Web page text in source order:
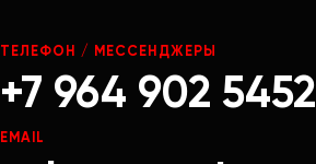
ТЕЛЕФОН / МЕССЕНДЖЕРЫ
+7 964 902 5452
EMAIL